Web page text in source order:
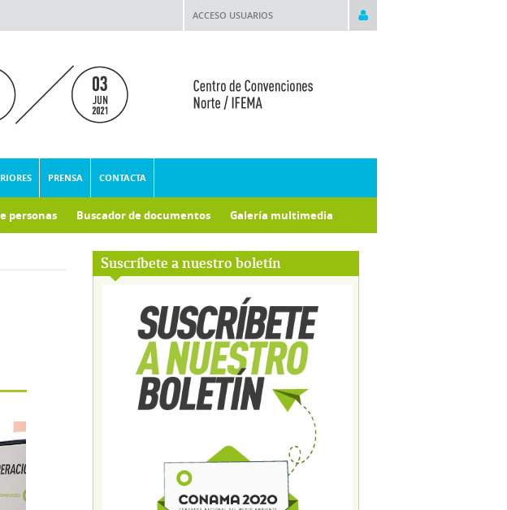
ACCESO USUARIOS
PRENSA CONTACTA
personas Buscador de documentos Galería multimedia
Suscríbete a nuestro boletín